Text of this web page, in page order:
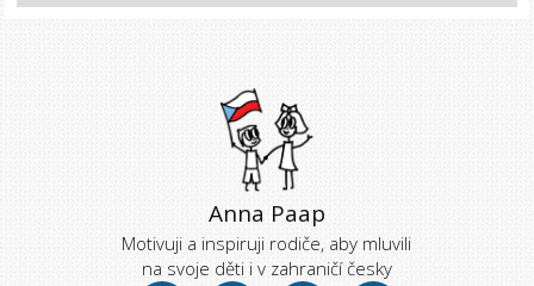
Anna Paap
Motivuji a inspiruji rodiče, aby mluvili
na svoje děti i v zahraničí česky